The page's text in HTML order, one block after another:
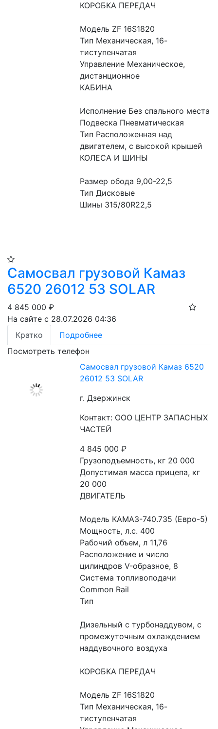
КОРОБКА ПЕРЕДАЧ
Модель ZF 16S1820
Тип Механическая, 16-
тиступенчатая
Управление Механическое,
дистанционное
КАБИНА
Исполнение Без спального места
Подвеска Пневматическая
Тип Расположенная над
двигателем, с высокой крышей
КОЛЕСА И ШИНЫ
Размер обода 9,00-22,5
Тип Дисковые
Шины 315/80R22,5
Самосвал грузовой Камаз
6520 26012 53 SOLAR
4 845 000 ₽
На сайте с 28.07.2026 04:36
Кратко
Подробнее
Посмотреть телефон
Самосвал грузовой Камаз 6520
26012 53 SOLAR
г. Дзержинск
Контакт: ООО ЦЕНТР ЗАПАСНЫХ
ЧАСТЕЙ
4 845 000₽
Грузоподъемность, кг 20 000
Допустимая масса прицепа, кг
20 000
ДВИГАТЕЛЬ
Модель КАМАЗ-740.735 (Евро-5)
Мощность, л.с. 400
Рабочий объем, л 11,76
Расположение и число
цилиндров V-образное, 8
Система топливоподачи
Common Rail
Тип
Дизельный с турбонаддувом, с
промежуточным охлаждением
наддувочного воздуха
КОРОБКА ПЕРЕДАЧ
Модель ZF 16S1820
Тип Механическая, 16-
тиступенчатая